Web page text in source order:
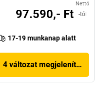
Nettó
97.590,- Ft -tól
17-19 munkanap alatt
4 változat megjelenítése